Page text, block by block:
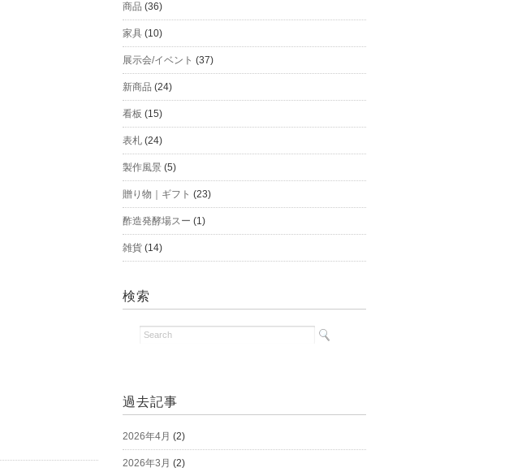
商品 (36)
家具 (10)
展示会/イベント (37)
新商品 (24)
看板 (15)
表札 (24)
製作風景 (5)
贈り物｜ギフト (23)
酢造発酵場スー (1)
雑貨 (14)
検索
過去記事
2026年4月 (2)
2026年3月 (2)